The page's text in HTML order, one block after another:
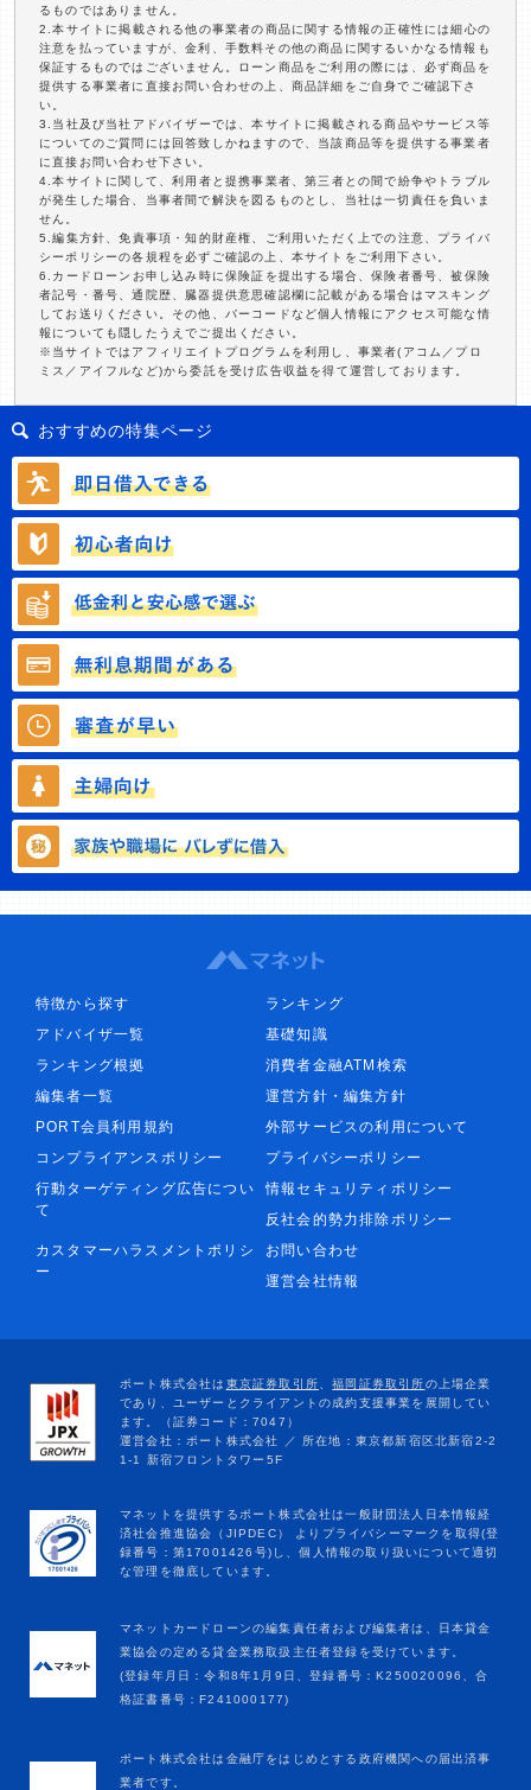
るものではありません。
2.本サイトに掲載される他の事業者の商品に関する情報の正確性には細心の
注意を払っていますが、金利、手数料その他の商品に関するいかなる情報も
保証するものではございません。ローン商品をご利用の際には、必ず商品を
提供する事業者に直接お問い合わせの上、商品詳細をご自身でご確認下さ
い。
3.当社及び当社アドバイザーでは、本サイトに掲載される商品やサービス等
についてのご質問には回答致しかねますので、当該商品等を提供する事業者
に直接お問い合わせ下さい。
4.本サイトに関して、利用者と提携事業者、第三者との間で紛争やトラブル
が発生した場合、当事者間で解決を図るものとし、当社は一切責任を負いま
せん。
5.編集方針、免責事項・知的財産権、ご利用いただく上での注意、プライバ
シーポリシーの各規程を必ずご確認の上、本サイトをご利用下さい。
6.カードローンお申し込み時に保険証を提出する場合、保険者番号、被保険
者記号・番号、通院歴、臓器提供意思確認欄に記載がある場合はマスキング
してお送りください。その他、バーコードなど個人情報にアクセス可能な情
報についても隠したうえでご提出ください。
※当サイトではアフィリエイトプログラムを利用し、事業者(アコム／プロ
ミス／アイフルなど)から委託を受け広告収益を得て運営しております。
おすすめの特集ページ
特徴から探す
ランキング
アドバイザ一覧
基礎知識
ランキング根拠
消費者金融ATM検索
編集者一覧
運営方針・編集方針
PORT会員利用規約
外部サービスの利用について
コンプライアンスポリシー
プライバシーポリシー
行動ターゲティング広告につい
て
情報セキュリティポリシー
反社会的勢力排除ポリシー
カスタマーハラスメントポリシ
ー
お問い合わせ
運営会社情報
マネットカードローンの編集責任者および編集者は、日本貸金
業協会の定める貸金業務取扱主任者登録を受けています。
(登録年月日：令和8年1月9日、登録番号：K250020096、合
格証書番号：F241000177)
ポート株式会社は金融庁をはじめとする政府機関への届出済事
業者です。